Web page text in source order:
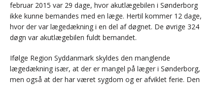
februar 2015 var 29 dage, hvor akutlægebilen i Sønderborg
ikke kunne bemandes med en læge. Hertil kommer 12 dage,
hvor der var lægedækning i en del af døgnet. De øvrige 324
døgn var akutlægebilen fuldt bemandet.
Ifølge Region Syddanmark skyldes den manglende
lægedækning især, at der er mangel på læger i Sønderborg,
men også at der har været sygdom og er afviklet ferie. Den